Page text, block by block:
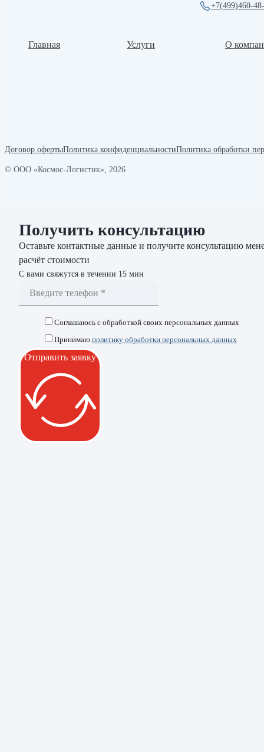
+7(499)460-
Главная Услуги О
Договор офертыПолитика конфиденциальностиПолитика обработки
© ООО «Космос-Логистик», 2026
Получить консультацию
Оставьте контактные данные и получите консультацию
расчёт стоимости
С вами свяжутся в течении 15 мин
Соглашаюсь с обработкой своих персональных данных
Принимаю политику обработки персональных данных
Отправить заявку